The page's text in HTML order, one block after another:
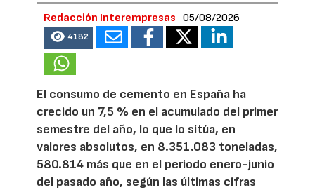
Redacción Interempresas 05/08/2026
4182
El consumo de cemento en España ha
crecido un 7,5 % en el acumulado del primer
semestre del año, lo que lo sitúa, en
valores absolutos, en 8.351.083 toneladas,
580.814 más que en el periodo enero-junio
del pasado año, según las últimas cifras